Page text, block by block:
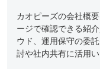
カオピーズの会社概
ージで確認できる紹
ウド、運用保守の委
討や社内共有に活用い